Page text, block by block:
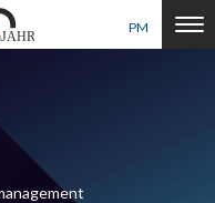
PM